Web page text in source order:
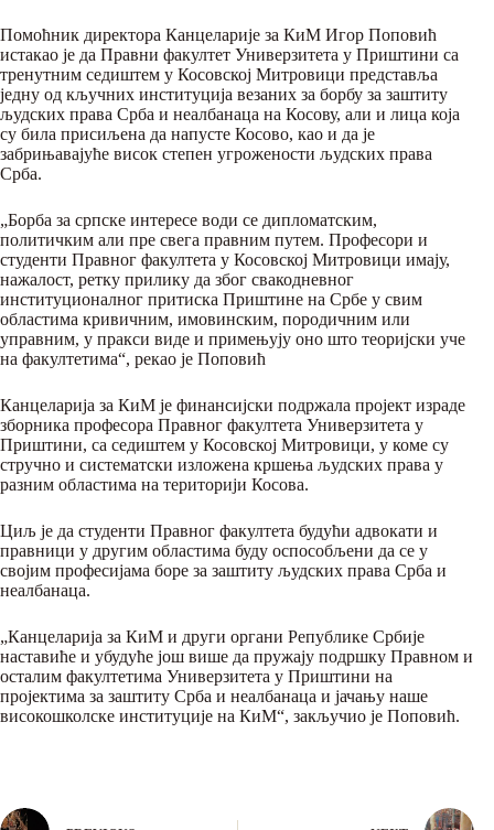
Помоћник директора Канцеларије за КиМ Игор Поповић
истакао је да Правни факултет Универзитета у Приштини са
тренутним седиштем у Косовској Митровици представља
једну од кључних институција везаних за борбу за заштиту
људских права Срба и неалбанаца на Косову, али и лица која
су била присиљена да напусте Косово, као и да је
забрињавајуће висок степен угрожености људских права
Срба.
„Борба за српске интересе води се дипломатским,
политичким али пре свега правним путем. Професори и
студенти Правног факултета у Косовској Митровици имају,
нажалост, ретку прилику да због свакодневног
институционалног притиска Приштине на Србе у свим
областима кривичним, имовинским, породичним или
управним, у пракси виде и примењују оно што теоријски уче
на факултетима“, рекао је Поповић
Канцеларија за КиМ је финансијски подржала пројект израде
зборника професора Правног факултета Универзитета у
Приштини, са седиштем у Косовској Митровици, у коме су
стручно и систематски изложена кршења људских права у
разним областима на територији Косова.
Циљ је да студенти Правног факултета будући адвокати и
правници у другим областима буду оспособљени да се у
својим професијама боре за заштиту људских права Срба и
неалбанаца.
„Канцеларија за КиМ и други органи Републике Србије
наставиће и убудуће још више да пружају подршку Правном и
осталим факултетима Универзитета у Приштини на
пројектима за заштиту Срба и неалбанаца и јачању наше
високошколске институције на КиМ“, закључио је Поповић.